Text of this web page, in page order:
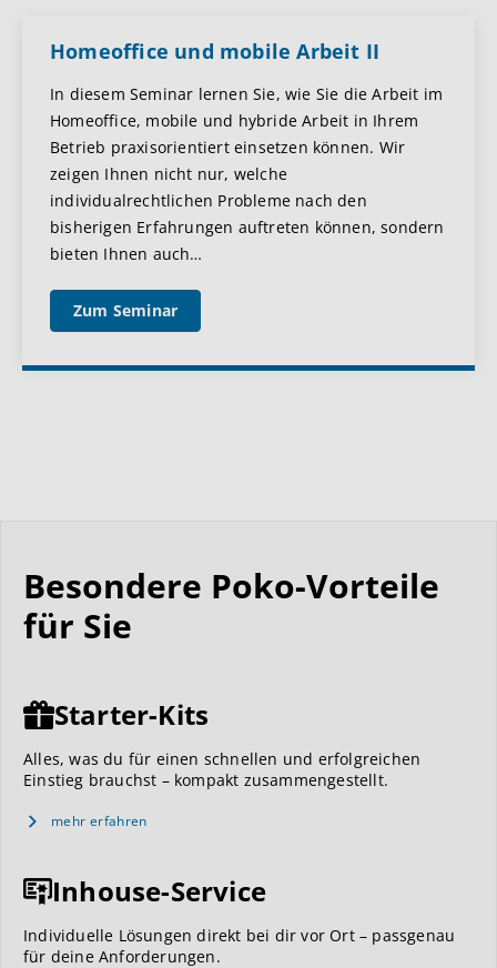
Homeoffice und mobile Arbeit II
In diesem Seminar lernen Sie, wie Sie die Arbeit im
Homeoffice, mobile und hybride Arbeit in Ihrem
Betrieb praxisorientiert einsetzen können. Wir
zeigen Ihnen nicht nur, welche
individualrechtlichen Probleme nach den
bisherigen Erfahrungen auftreten können, sondern
bieten Ihnen auch…
Zum Seminar
Besondere Poko-Vorteile
für Sie
Starter-Kits
Alles, was du für einen schnellen und erfolgreichen
Einstieg brauchst – kompakt zusammengestellt.
mehr erfahren
Inhouse-Service
Individuelle Lösungen direkt bei dir vor Ort – passgenau
für deine Anforderungen.